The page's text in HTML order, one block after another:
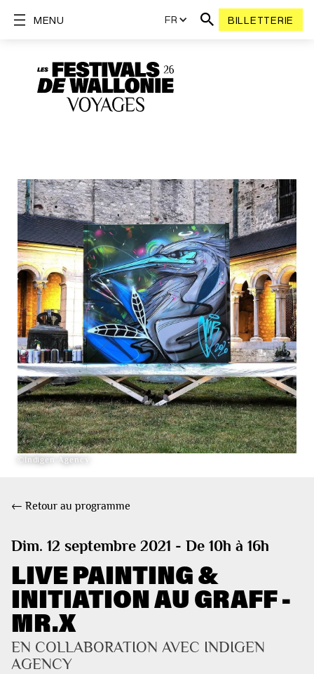
FR BILLETTERIE
MENU
©Indigen Agency
← Retour au programme
Dim. 12 septembre 2021 - De 10h à 16h
LIVE PAINTING &
INITIATION AU GRAFF -
MR.X
EN COLLABORATION AVEC INDIGEN
AGENCY